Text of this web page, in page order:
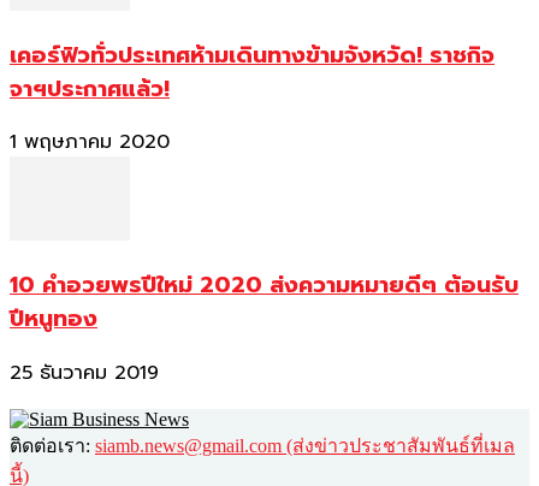
เคอร์ฟิวทั่วประเทศห้ามเดินทางข้ามจังหวัด! ราชกิจ
จาฯประกาศแล้ว!
1 พฤษภาคม 2020
10 คำอวยพรปีใหม่ 2020 ส่งความหมายดีๆ ต้อนรับ
ปีหนูทอง
25 ธันวาคม 2019
ติดต่อเรา: siamb.news@gmail.com (ส่งข่าวประชาสัมพันธ์ที่เมล
นี้)